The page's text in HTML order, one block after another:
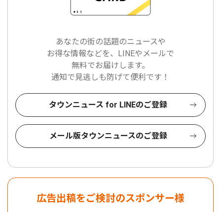
あなたの街の話題のニュースや
お得な情報などを、LINEやメールで
無料でお届けします。
通知で見逃しも防げて便利です！
タウンニュース for LINEのご登録
メール版タウンニュースのご登録
広告出稿をご検討のスポンサー様